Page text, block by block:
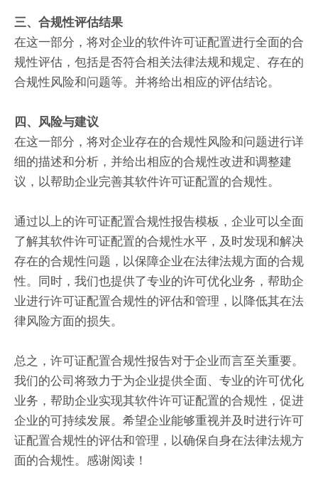
三、合规性评估结果
在这一部分，将对企业的软件许可证配置进行全面的合
规性评估，包括是否符合相关法律法规和规定、存在的
合规性风险和问题等。并将给出相应的评估结论。
四、风险与建议
在这一部分，将对企业存在的合规性风险和问题进行详
细的描述和分析，并给出相应的合规性改进和调整建
议，以帮助企业完善其软件许可证配置的合规性。
通过以上的许可证配置合规性报告模板，企业可以全面
了解其软件许可证配置的合规性水平，及时发现和解决
存在的合规性问题，以保障企业在法律法规方面的合规
性。同时，我们也提供了专业的许可优化业务，帮助企
业进行许可证配置合规性的评估和管理，以降低其在法
律风险方面的损失。
总之，许可证配置合规性报告对于企业而言至关重要。
我们的公司将致力于为企业提供全面、专业的许可优化
业务，帮助企业实现其软件许可证配置的合规性，促进
企业的可持续发展。希望企业能够重视并及时进行许可
证配置合规性的评估和管理，以确保自身在法律法规方
面的合规性。感谢阅读！